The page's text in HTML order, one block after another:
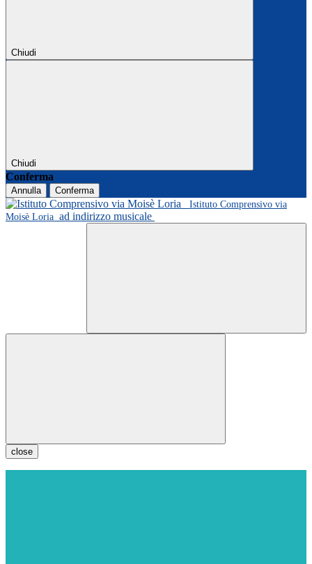
Chiudi
Chiudi
Conferma
Annulla
Conferma
Istituto Comprensivo via
Moisè Loria ad indirizzo musicale
close